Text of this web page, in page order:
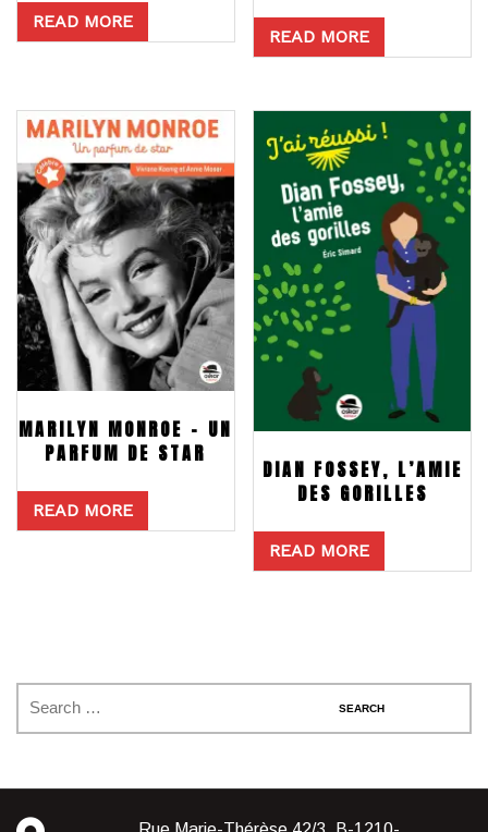
READ MORE
READ MORE
MARILYN MONROE – UN
PARFUM DE STAR
READ MORE
DIAN FOSSEY, L’AMIE
DES GORILLES
READ MORE